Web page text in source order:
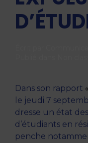
Dans son rapport
le jeudi 7
dresse un état
d’étudiants en
penche